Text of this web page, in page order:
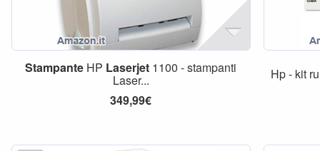
Stampante HP Laserjet 1100 - stampanti
Laser...
349,99€
Hp - kit